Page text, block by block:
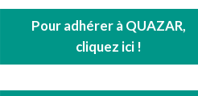
Pour adhérer à QUAZAR,
cliquez ici !